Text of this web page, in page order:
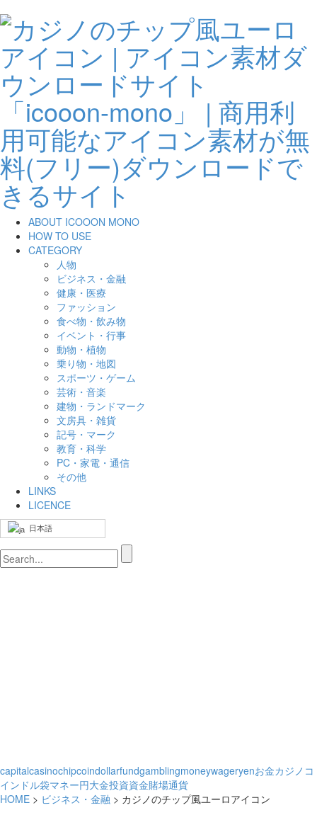
ABOUT ICOOON MONO
HOW TO USE
CATEGORY
人物
ビジネス・金融
健康・医療
ファッション
食べ物・飲み物
イベント・行事
動物・植物
乗り物・地図
スポーツ・ゲーム
芸術・音楽
建物・ランドマーク
文房具・雑貨
記号・マーク
教育・科学
PC・家電・通信
その他
LINKS
LICENCE
日本語
capitalcasinochipcoindollarfundgamblingmoneywageryenお金カジノ コ
イン ドル袋マネー円大金投資資金賭場通貨
HOME > ビジネス・金融 > カジノのチップ風ユーロアイコン